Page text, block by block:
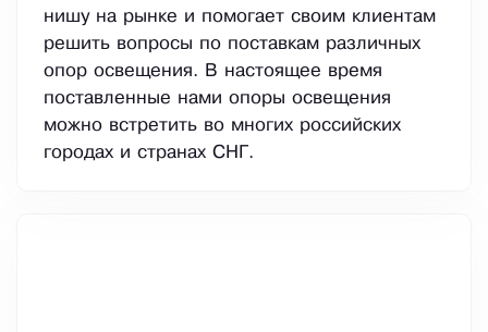
нишу на рынке и помогает своим клиентам
решить вопросы по поставкам различных
опор освещения. В настоящее время
поставленные нами опоры освещения
можно встретить во многих российских
городах и странах СНГ.